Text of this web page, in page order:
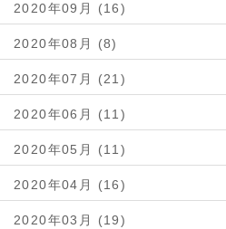
2020年09月 (16)
2020年08月 (8)
2020年07月 (21)
2020年06月 (11)
2020年05月 (11)
2020年04月 (16)
2020年03月 (19)